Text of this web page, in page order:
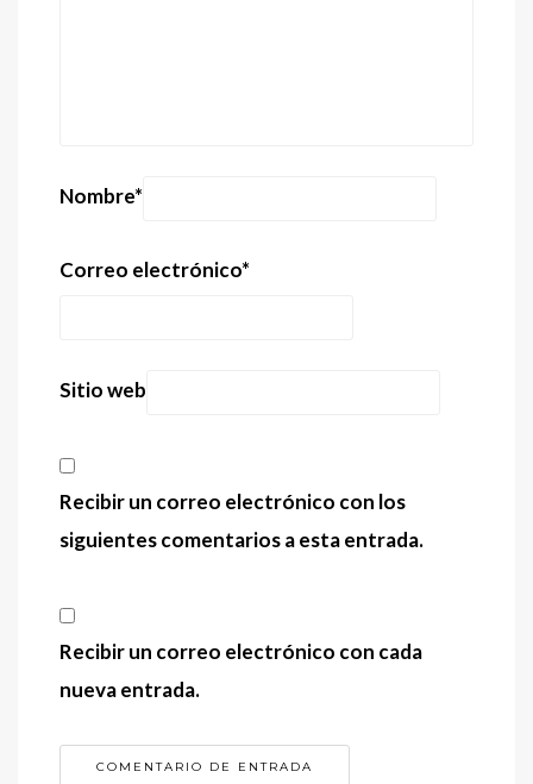
Nombre*
Correo electrónico*
Sitio web
Recibir un correo electrónico con los
siguientes comentarios a esta entrada.
Recibir un correo electrónico con cada
nueva entrada.